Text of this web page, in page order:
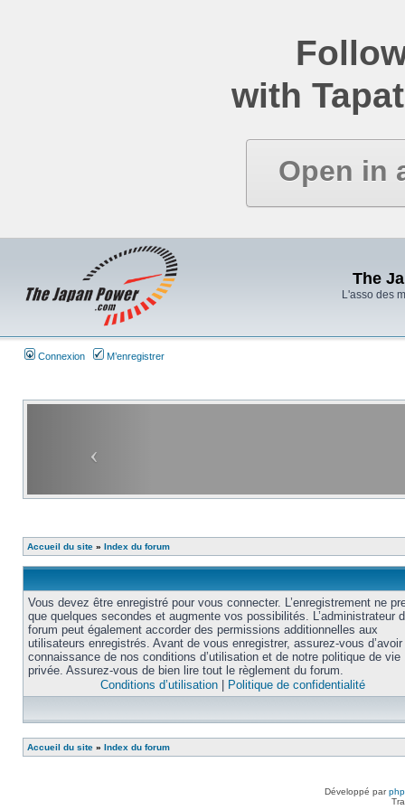
with
Open in
The
L'asso des
Connexion M’enregistrer
Accueil du site » Index du forum
Vous devez être enregistré pour vous connecter. L’enregistrement ne
que quelques secondes et augmente vos possibilités. L’administrateur
forum peut également accorder des permissions additionnelles aux
utilisateurs enregistrés. Avant de vous enregistrer, assurez-vous
connaissance de nos conditions d’utilisation et de notre politique de vie
privée. Assurez-vous de bien lire tout le règlement du forum.
Conditions d’utilisation
Politique de confidentialité
Accueil du site » Index du forum
Développé par